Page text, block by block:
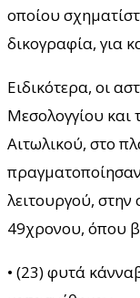
οποίου
δικογραφία, για
Ειδικότερα, οι
Μεσολογγίου και
Αιτωλικού, στο
λειτουργού, στην
49χρονου, όπου
• (23) φυτά